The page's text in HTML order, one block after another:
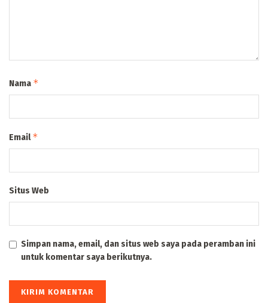
Nama *
Email*
Situs Web
Simpan nama, email, dan situs web saya pada peramban ini
untuk komentar saya berikutnya.